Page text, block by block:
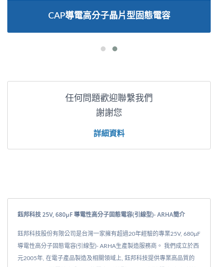
CAP導電高分子晶片型固態電容
任何問題歡迎聯繫我們
謝謝您
詳細資料
鈺邦科技 25V, 680μF 導電性高分子固態電容(引線型)- ARHA簡介
鈺邦科技股份有限公司是台灣一家擁有超過20年經驗的專業25V, 680μF
導電性高分子固態電容(引線型)- ARHA生產製造服務商。 我們成立於西
元2005年, 在電子產品製造及相關領域上, 鈺邦科技提供專業高品質的